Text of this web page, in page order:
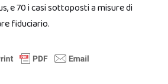
e 70 i casi sottoposti a misure di
fiduciario.